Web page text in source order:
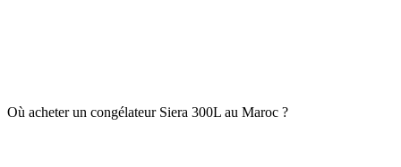
Où acheter un congélateur Siera 300L au Maroc ?